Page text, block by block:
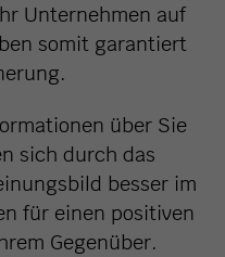
Unternehmen auf
somit garantiert
über Sie
sich durch das
besser im
für einen positiven
Gegenüber.